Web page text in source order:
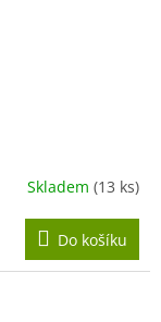
Skladem (13 ks)
Do košíku